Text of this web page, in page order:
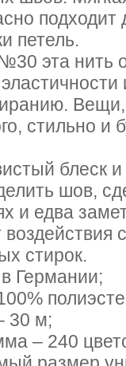
петель.
эта нить
стильно и
блеск
шов,
и едва
стирок.
Германии;
30 м;
– 240